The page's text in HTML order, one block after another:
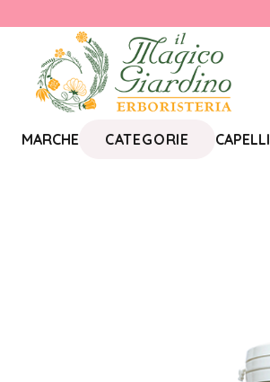
MARCHE CATEGORIE CAPELLI